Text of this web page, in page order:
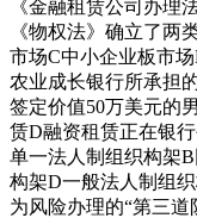
《金融租赁公司办理
《物权法》确立了两
市场C中小企业板市
农业成长银行所承担
签定价值50万美元的
赁D融资租赁正在银
单一法人制组织构架
构架D一般法人制组
为风险办理的“第三